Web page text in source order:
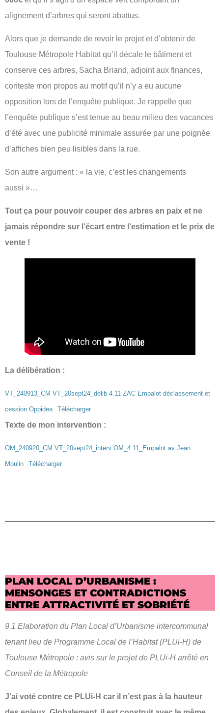
alignement d’arbres qui seront abattus.
Alors que je demande de revoir le projet et d’obtenir de
Toulouse Métropole Habitat qu’il décale le bâtiment et
conserve ces arbres, Sacha Briand, adjoint aux finances,
conteste mon propos au motif qu’il n’y a eu aucune
opposition lors de l’enquête publique. Je rappelle que
l’enquête publique s’est tenue au beau milieu des vacances
d’été avec une publicité minimale assurée par une poignée
d’affiches bien peu lisibles dans la rue.
Son autre argument : « la vie, c’est les changements
aussi »…
Tout ça pour pouvoir couper des arbres en paix et ne
jamais répondre sur l’écart entre l’estimation et le prix de
vente !
La délibération :
VT_240913_CM VT_20sept24_délib 4.11 ZAC Empalot déclassement et
cession Oppidea Télécharger
Texte de mon intervention :
OM_240920_CM VT_20sept24_interv OM_4.11_Empalot av Jean
Moulin Télécharger
PLAN LOCAL D’URBANISME :
MENSONGES ET CONTRADICTIONS
ENTRE ATTRACTIVITÉ ET SOBRIÉTÉ
9.1 Elaboration du Plan Local d’Urbanisme intercommunal
tenant lieu de Programme Local de l’Habitat (PLUi-H) de
Toulouse Métropole : avis sur le projet de PLUi-H arrêté en
Conseil de la Métropole
J’ai voté contre ce PLUi-H car il n’est pas à la hauteur